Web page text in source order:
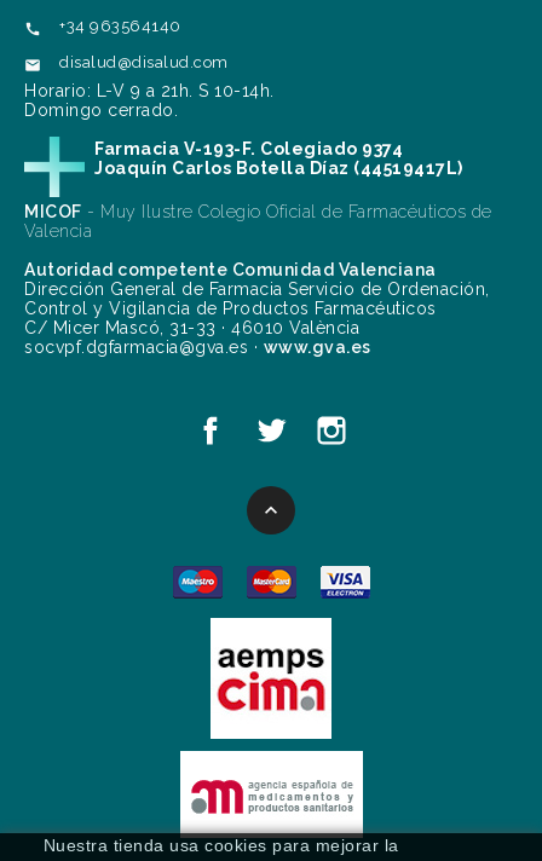
 +34 963564140
 disalud@disalud.com
Horario: L-V 9 a 21h. S 10-14h.
Domingo cerrado.
Farmacia V-193-F. Colegiado 9374
Joaquín Carlos Botella Díaz (44519417L)
MICOF - Muy Ilustre Colegio Oficial de Farmacéuticos de
Valencia
Autoridad competente Comunidad Valenciana
Dirección General de Farmacia Servicio de Ordenación,
Control y Vigilancia de Productos Farmacéuticos
C/ Micer Mascó, 31-33 · 46010 València
socvpf.dgfarmacia@gva.es · www.gva.es
Nuestra tienda usa cookies para mejorar la
